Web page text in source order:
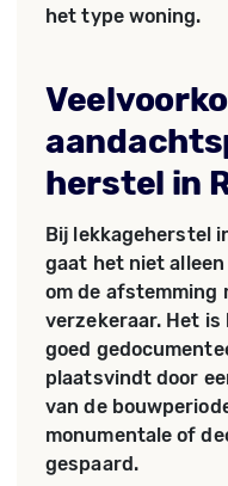
het type woning.
herstel in
Bij lekkageherstel
gaat het niet
om de afstemming
verzekeraar. Het
goed
plaatsvindt door
van de
monumentale of
gespaard.